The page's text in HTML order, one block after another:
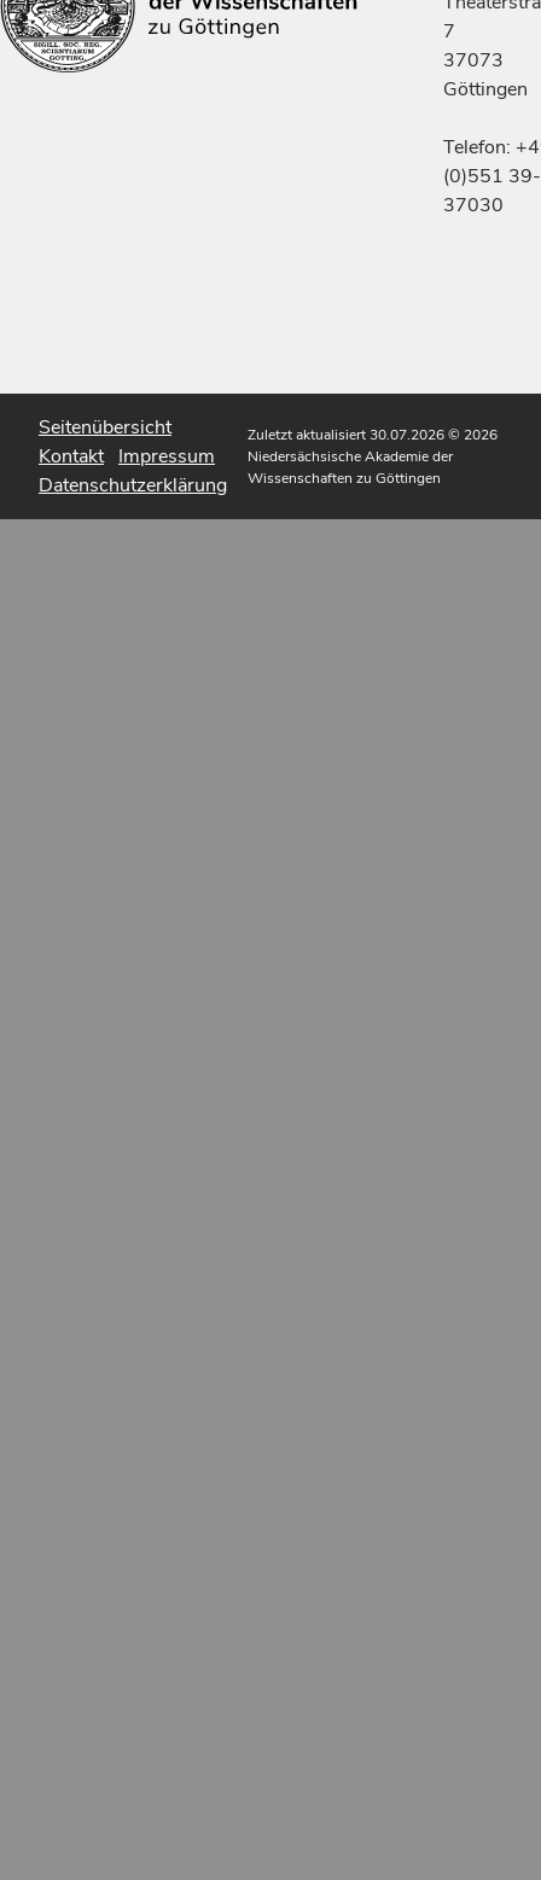
7
37073
Göttingen
Telefon:
(0)551 39-
37030
Seitenübersicht
Kontakt Impressum
Datenschutzerklärung
Zuletzt aktualisiert 30.07.2026© 2026
Niedersächsische Akademie der
Wissenschaften zu Göttingen